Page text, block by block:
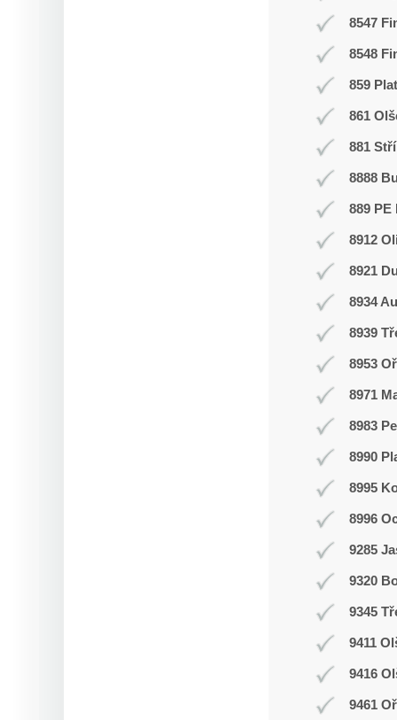
8547
8548
859
861
881
8888
889 PE
8912
8921
8934
8939
8953
8971
8983
8990
8995
8996
9285
9320
9345
9411
9416
9461